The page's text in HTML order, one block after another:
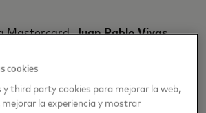
Mastercard,Juan PabloVivas
desde director de Marketing en
de Marketing y
Globales para Latinoamérica
cookies
third party cookies para mejorar la web,
la experiencia y mostrar